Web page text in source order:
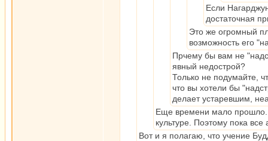
Если
достаточная
Это же огромный
возможность его
Прчему бы вам не
явный недострой?
Только не подумайте,
что вы хотели бы
делает устаревшим,
Еще времени мало прошло.
культуре. Поэтому пока все
Вот и я полагаю, что учение